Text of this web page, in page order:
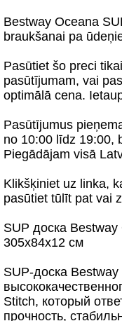
Bestway Oceana
braukšanai pa
Pasūtiet šo preci
pasūtījumam, vai
optimālā cena.
Pasūtījumus
no 10:00 līdz 19:00,
Piegādājam visā
Klikšķiniet uz linka,
pasūtiet tūlīt pat vai
SUP доска
305x84x12 см
SUP-доска
Stitch, который
прочность,